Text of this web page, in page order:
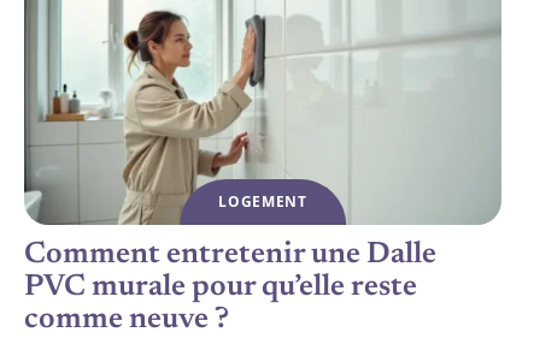
LOGEMENT
Comment entretenir une Dalle
PVC murale pour qu’elle reste
comme neuve ?